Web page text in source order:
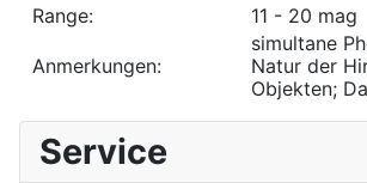
Range:
11 - 20 mag
Anmerkungen:
simultane
Natur der
Objekten;
Service